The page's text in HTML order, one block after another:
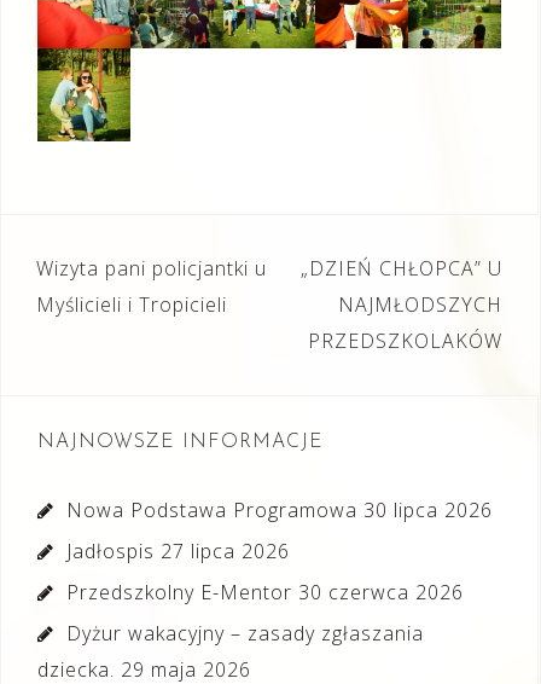
Nawigacja
wpisu
Wizyta pani policjantki u
Myślicieli i Tropicieli
„DZIEŃ CHŁOPCA” U
NAJMŁODSZYCH
PRZEDSZKOLAKÓW
NAJNOWSZE INFORMACJE
Nowa Podstawa Programowa 30 lipca 2026
Jadłospis 27 lipca 2026
Przedszkolny E-Mentor 30 czerwca 2026
Dyżur wakacyjny – zasady zgłaszania
dziecka. 29 maja 2026